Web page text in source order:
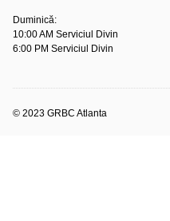
Duminică:
10:00 AM Serviciul Divin
6:00 PM Serviciul Divin
© 2023 GRBC Atlanta